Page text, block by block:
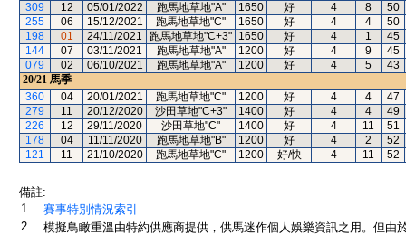
309
12 05/01/2022 跑馬地草地"A" 1650 好 4 8
50
255
06 15/12/2021 跑馬地草地"C" 1650 好 4 4
50
198
01 24/11/2021 跑馬地草地"C+3" 1650 好 4 1
45
144
07 03/11/2021 跑馬地草地"A" 1200 好 4 9
45
079
02 06/10/2021 跑馬地草地"A" 1200 好 4 5
43
20/21 馬季
360
04 20/01/2021 跑馬地草地"C" 1200 好 4 4
47
279
11 20/12/2020 沙田草地"C+3" 1400 好 4 4
49
226
12 29/11/2020 沙田草地"C" 1400 好 4 11
51
178
04 11/11/2020 跑馬地草地"B" 1200 好 4 2
52
121
11 21/10/2020 跑馬地草地"C" 1200 好/快 4 11 52
備註:
1.
賽事特別情況索引
2.
模擬鳥瞰重溫由特約供應商提供，供馬迷作個人娛樂資訊之用。但